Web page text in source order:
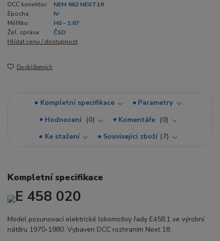
DCC konektor:
NEM 662 NEXT18
Epocha:
IV
Měřítko:
H0 - 1:87
Žel. správa:
ČSD
Hlídat cenu / dostupnost
Do oblíbených
Kompletní specifikace
Parametry
Hodnocení
0 Komentáře
0
Ke stažení
Související zboží 7
Kompletní specifikace
E 458 020
Model posunovací elektrické lokomotivy řady E458.1 ve výrobní
nátěru 1970-1980. Vybaven DCC rozhraním Next 18.